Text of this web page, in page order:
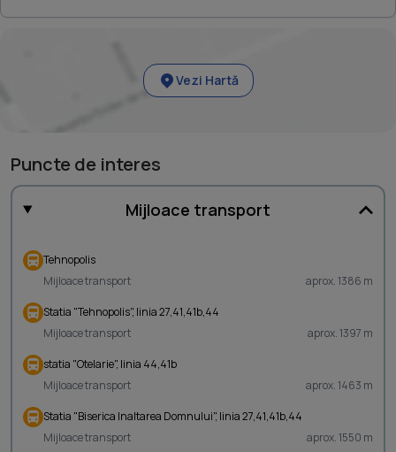
Vezi Hartă
Puncte de interes
Mijloace transport
Tehnopolis
Mijloace transport
aprox. 1386 m
Statia "Tehnopolis", linia 27,41,41b,44
Mijloace transport
aprox. 1397 m
statia "Otelarie", linia 44,41b
Mijloace transport
aprox. 1463 m
Statia "Biserica Inaltarea Domnului", linia 27,41,41b,44
Mijloace transport
aprox. 1550 m